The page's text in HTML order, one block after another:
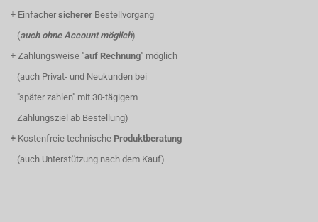
+ Einfacher sicherer Bestellvorgang
(auch ohne Account möglich)
+ Zahlungsweise "auf Rechnung" möglich
(auch Privat- und Neukunden bei
"später zahlen" mit 30-tägigem
Zahlungsziel ab Bestellung)
+ Kostenfreie technische Produktberatung
(auch Unterstützung nach dem Kauf)